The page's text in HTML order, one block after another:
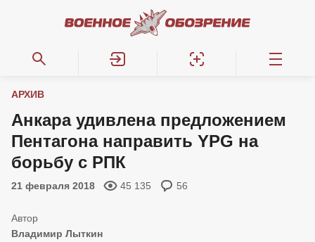
АРХИВ
Анкара удивлена предложением
Пентагона направить YPG на
борьбу с РПК
21 февраля 2018 45 135 56
Владимир Лыткин